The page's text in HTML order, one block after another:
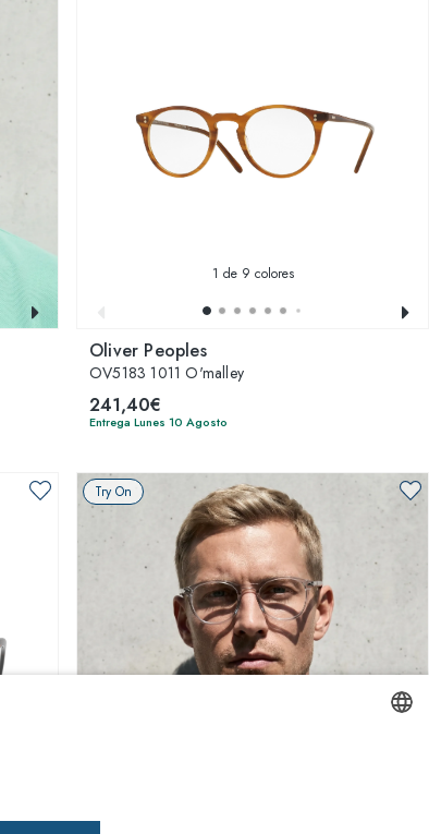
1 de 9 colores
Oliver Peoples
OV5183 1011 O'malley
241,40€
Entrega Lunes 10 Agosto
Try On